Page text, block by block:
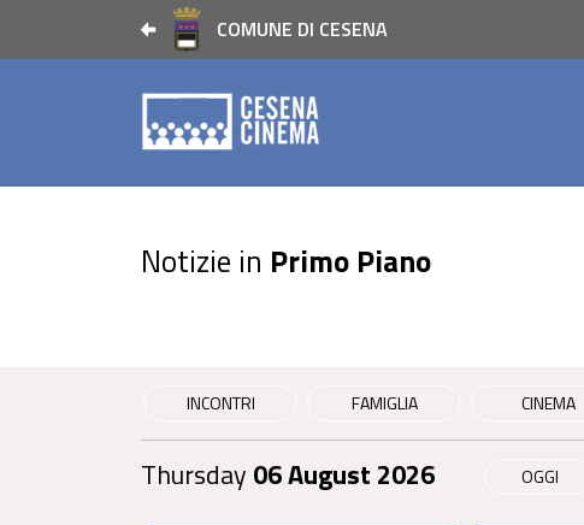
COMUNE DI CESENA
Notizie in Primo Piano
INCONTRI FAMIGLIA CINEMA
Thursday 06 August 2026 OGGI